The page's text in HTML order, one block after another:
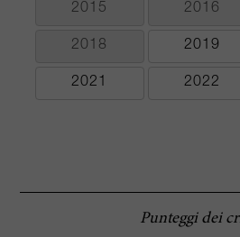
2015 2016
2018 2019
2021 2022
Punteggi dei